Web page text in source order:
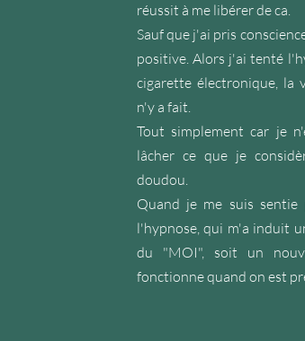
réussit à me libérer de ca.
Sauf que j'ai pris
positive. Alors j'ai tenté
cigarette électronique, la
n'y a fait.
Tout simplement car je
lâcher ce que je
doudou.
Quand je me suis
l'hypnose, qui m'a induit
du "MOI", soit un
fonctionne quand on est